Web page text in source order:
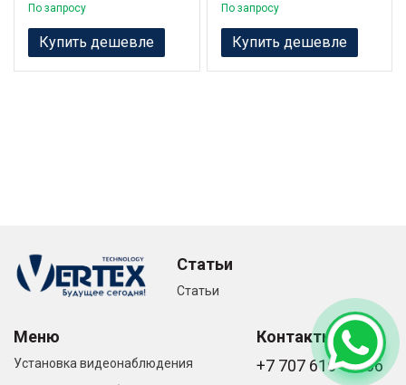
По запросу
Купить дешевле
По запросу
Купить дешевле
Статьи
Статьи
Меню
Установка видеонаблюдения
Контакты
+7 707 616-61-66